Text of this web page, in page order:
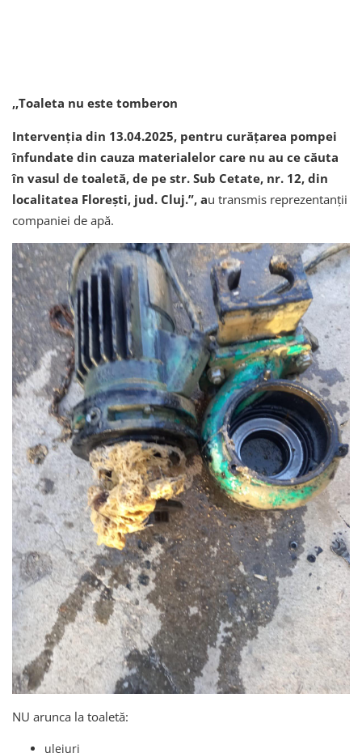
,,Toaleta nu este tomberon
Intervenția din 13.04.2025, pentru curățarea pompei
înfundate din cauza materialelor care nu au ce căuta
în vasul de toaletă, de pe str. Sub Cetate, nr. 12, din
localitatea Florești, jud. Cluj.”, au transmis reprezentanții
companiei de apă.
NU arunca la toaletă:
uleiuri